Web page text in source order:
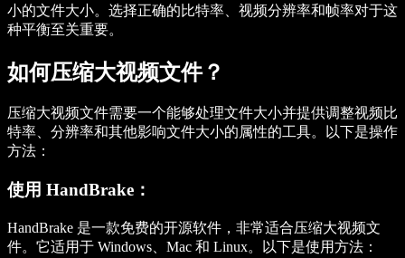
小的文件大小。选择正确的比特率、视频分辨率和帧率对于这
种平衡至关重要。
如何压缩大视频文件？
压缩大视频文件需要一个能够处理文件大小并提供调整视频比
特率、分辨率和其他影响文件大小的属性的工具。以下是操作
方法：
使用 HandBrake：
HandBrake 是一款免费的开源软件，非常适合压缩大视频文
件。它适用于 Windows、Mac 和 Linux。以下是使用方法：